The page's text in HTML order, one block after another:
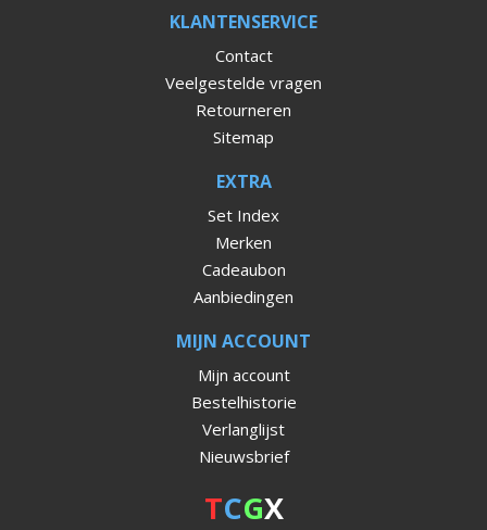
KLANTENSERVICE
Contact
Veelgestelde vragen
Retourneren
Sitemap
EXTRA
Set Index
Merken
Cadeaubon
Aanbiedingen
MIJN ACCOUNT
Mijn account
Bestelhistorie
Verlanglijst
Nieuwsbrief
TCGX